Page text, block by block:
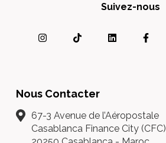
Suivez-nous
Nous Contacter
67-3 Avenue de l’Aéropostale
Casablanca Finance City (CFC)